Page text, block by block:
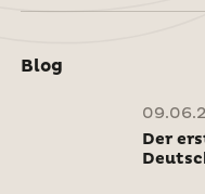
Blog
Der